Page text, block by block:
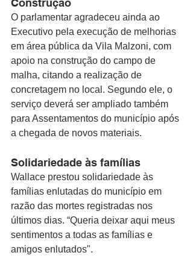
Construção
O parlamentar agradeceu ainda ao
Executivo pela execução de melhorias
em área pública da Vila Malzoni, com
apoio na construção do campo de
malha, citando a realização de
concretagem no local. Segundo ele, o
serviço deverá ser ampliado também
para Assentamentos do município após
a chegada de novos materiais.
Solidariedade às famílias
Wallace prestou solidariedade às
famílias enlutadas do município em
razão das mortes registradas nos
últimos dias. “Queria deixar aqui meus
sentimentos a todas as famílias e
amigos enlutados".